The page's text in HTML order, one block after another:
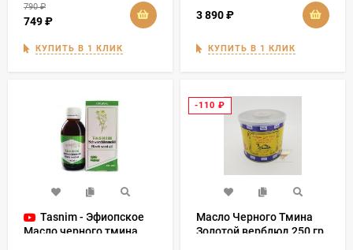
790₽
749₽
КУПИТЬ В 1 КЛИК
3 890₽
КУПИТЬ В 1 КЛИК
Tasnim - Эфиопское
Масло черного тмина
-110 ₽
Масло Черного Тмина
Золотой верблюд 250 гр